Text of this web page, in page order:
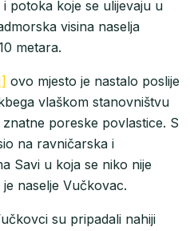
potoka koje se ulijevaju u
visina naselja
metara.
ovo mjesto je nastalo poslije
vlaškom stanovništvu
poreske povlastice. S
na ravničarska i
Savi u koja se niko nije
naselje Vučkovac.
su pripadali nahiji